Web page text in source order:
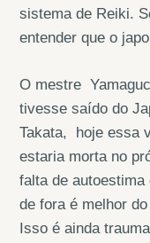
sistema de Reiki.
entender que o
O mestre
tivesse saído do
Takata, hoje essa
estaria morta no
falta de
de fora é melhor
Isso é ainda